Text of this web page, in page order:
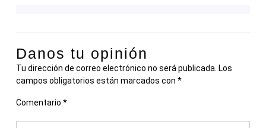
Danos tu opinión
Tu dirección de correo electrónico no será publicada. Los
campos obligatorios están marcados con *
Comentario *